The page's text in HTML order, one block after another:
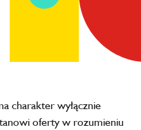
charakter wyłącznie
oferty w rozumieniu